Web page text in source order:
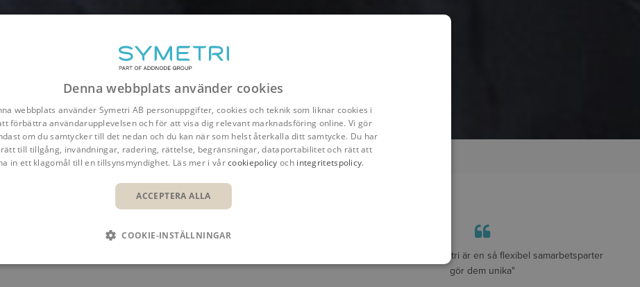
"Det faktum att Symetri är en så flexibel samarbetsparter
gör dem unika"
Denna webbplats använder cookies
webbplats använder Symetri AB personuppgifter, cookies och teknik som liknar cookies i
förbättra användarupplevelsen och för att visa dig relevant marknadsföring online. Vi gör
om du samtycker till det nedan och du kan när som helst återkalla ditt samtycke. Du har
till tillgång, invändningar, radering, rättelse, begränsningar, dataportabilitet och rätt att
in ett klagomål till en tillsynsmyndighet. Läs mer i vårcookiepolicy och integritetspolicy.
ACCEPTERA ALLA
COOKIE-INSTÄLLNINGAR